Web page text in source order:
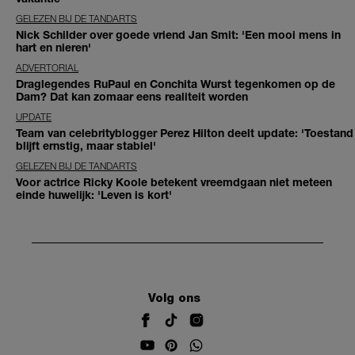
GELEZEN BIJ DE TANDARTS
Nick Schilder over goede vriend Jan Smit: 'Een mooi mens in
hart en nieren'
ADVERTORIAL
Draglegendes RuPaul en Conchita Wurst tegenkomen op de
Dam? Dat kan zomaar eens realiteit worden
UPDATE
Team van celebrityblogger Perez Hilton deelt update: 'Toestand
blijft ernstig, maar stabiel'
GELEZEN BIJ DE TANDARTS
Voor actrice Ricky Koole betekent vreemdgaan niet meteen
einde huwelijk: 'Leven is kort'
Volg ons